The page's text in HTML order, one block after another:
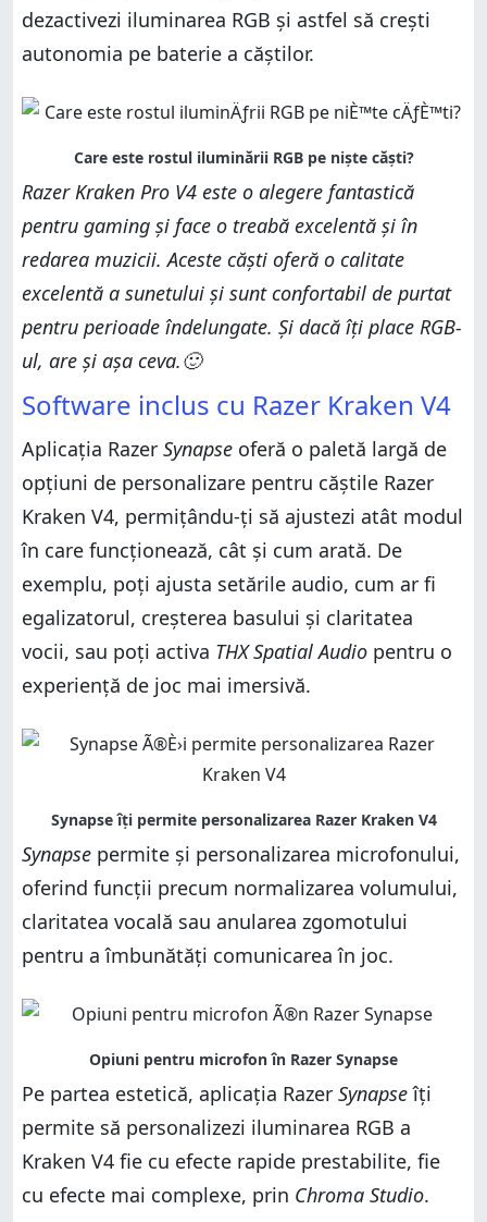
dezactivezi iluminarea RGB și astfel să crești
autonomia pe baterie a căștilor.
Razer Kraken Pro V4 este o alegere fantastică
pentru gaming și face o treabă excelentă și în
redarea muzicii. Aceste căști oferă o calitate
excelentă a sunetului și sunt confortabil de purtat
pentru perioade îndelungate. Și dacă îți place RGB-
ul, are și așa ceva.🙂
Software inclus cu Razer Kraken V4
Aplicația Razer Synapse oferă o paletă largă de
opțiuni de personalizare pentru căștile Razer
Kraken V4, permițându-ți să ajustezi atât modul
în care funcționează, cât și cum arată. De
exemplu, poți ajusta setările audio, cum ar fi
egalizatorul, creșterea basului și claritatea
vocii, sau poți activa THX Spatial Audio pentru o
experiență de joc mai imersivă.
Synapse permite și personalizarea microfonului,
oferind funcții precum normalizarea volumului,
claritatea vocală sau anularea zgomotului
pentru a îmbunătăți comunicarea în joc.
Pe partea estetică, aplicația Razer Synapseîți
permite să personalizezi iluminarea RGB a
Kraken V4 fie cu efecte rapide prestabilite, fie
cu efecte mai complexe, prin Chroma Studio.